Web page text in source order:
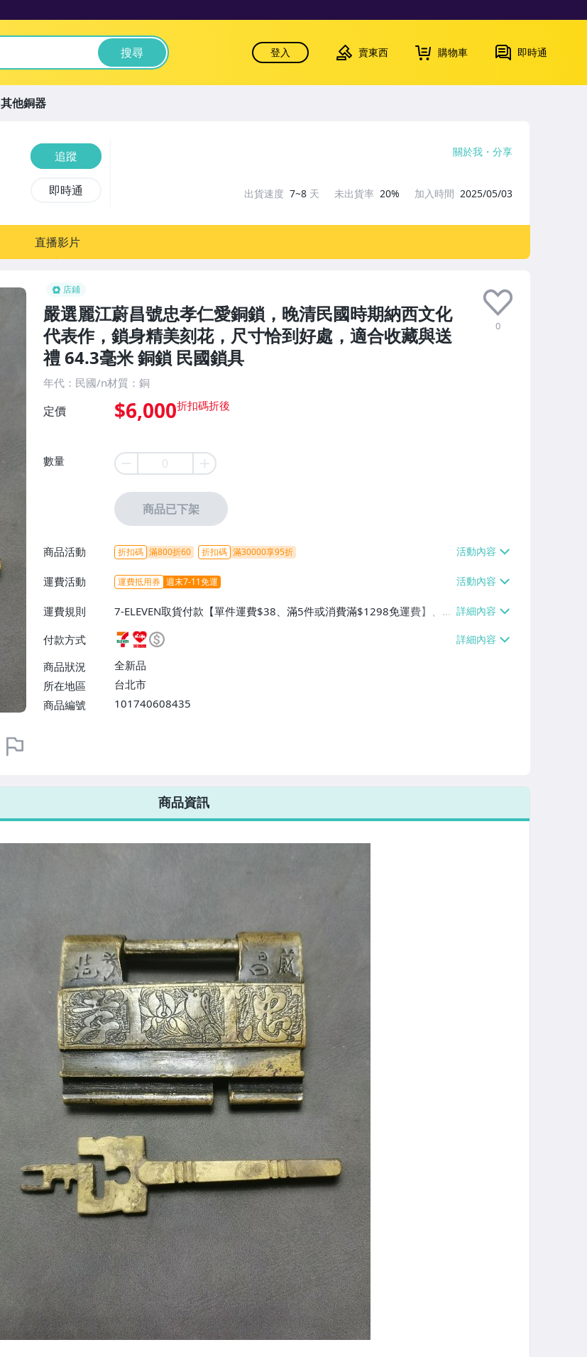
搜尋 登入 賣東西 購物車 即時通
店鋪
嚴選麗江蔚昌號忠孝仁愛銅鎖，晚清民國時期納西文化
代表作，鎖身精美刻花，尺寸恰到好處，適合收藏與送
禮 64.3毫米 銅鎖 民國鎖具
0
年代：民國/n材質：銅
定價 $6,000
數量
商品已下架
商品活動 折扣碼 滿800折60 折扣碼 滿30000享95折
運費活動 運費抵用券 週末7-11免運
運費規則
7-ELEVEN取貨付款【單件運費$38、滿5件或消費滿$1298免運費】、7-
ELEVEN取貨不付款【免運費】、萊爾富取貨付款【單件運費$60、滿5件
或消費滿$1298免運費】、宅配/貨運【單件運費$120、滿5件或消費滿
$1598免運費】
付款方式
商品狀況
全新品
所在地區
台北市
商品編號
101740608435
追蹤
即時通
關於我 分享
出貨速度 7~8 天 未出貨率 20% 加入時間 2025/05/03
直播影片
其他銅器
商品資訊